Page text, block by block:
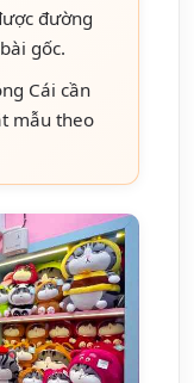
đường
gốc.
Cái cần
mẫu theo